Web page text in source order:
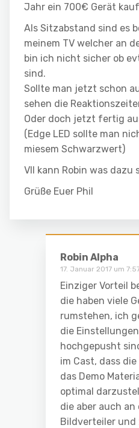
Jahr ein 700€ Gerät
Als Sitzabstand sind es
meinem TV welcher an
bin ich nicht sicher ob
sind.
Sollte man jetzt schon
sehen die
Oder doch jetzt fertig
(Edge LED sollte man
miesem Schwarzwert)
Vll kann Robin was dazu
Grüße Euer Phil
Robin Alpha
17. Januar 2017 um
Einziger Vorteil
die haben viele
rumstehen, ich
die
hochgepusht
im Cast, dass
das Demo
optimal
die aber auch an
Bildverteiler und